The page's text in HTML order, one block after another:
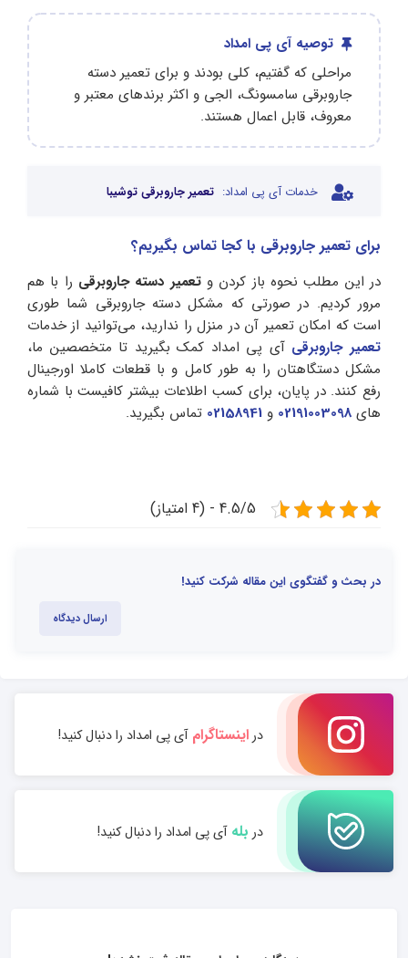
توصیه آی پی امداد
مراحلی که گفتیم، کلی بودند و برای تعمیر دسته
جاروبرقی سامسونگ، الجی و اکثر برندهای معتبر و
معروف، قابل اعمال هستند.
خدمات آی پی امداد: تعمیر جاروبرقی توشیبا
برای تعمیر جاروبرقی با کجا تماس بگیریم؟
در این مطلب نحوه باز کردن و تعمیر دسته جاروبرقی را با هم
مرور کردیم. در صورتی که مشکل دسته جاروبرقی شما طوری
است که امکان تعمیر آن در منزل را ندارید، می‌توانید از خدمات
تعمیر جاروبرقی آی پی امداد کمک بگیرید تا متخصصین ما،
مشکل دستگاهتان را به طور کامل و با قطعات کاملا اورجینال
رفع کنند. در پایان، برای کسب اطلاعات بیشتر کافیست با شماره
های 02191003098 و 02158941 تماس بگیرید.
4.5/5 - (4 امتیاز)
در بحث و گفتگوی این مقاله شرکت کنید!
ارسال دیدگاه
دراینستاگرامآی پی امداد را دنبال کنید!
در بلهآی پی امداد را دنبال کنید!